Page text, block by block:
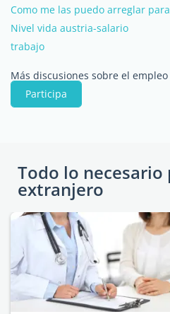
Como me las puedo arreglar
Nivel vida austria-salario
trabajo
Más discusiones sobre el
Participa
Todo lo necesario
extranjero